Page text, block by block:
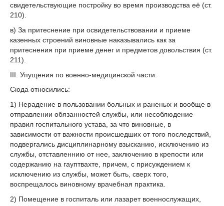
свидетельствующие постройку во время производства её (ст.
210).
в) За притеснение при освидетельствовании и приеме
казенных строений виновные наказывались как за
притеснения при приеме денег и предметов довольствия (ст.
211).
III. Упущения по военно-медицинской части.
Сюда относились:
1) Нерадение в пользовании больных и раненых и вообще в
отправлении обязанностей службы, или несоблюдение
правил госпитального устава, за что виновные, в
зависимости от важности происшедших от того последствий,
подвергались дисциплинарному взысканию, исключению из
службы, отставленнию от нее, заключению в крепости или
содержанию на гауптвахте, причем, с присуждением к
исключению из службы, может быть, сверх того,
воспрещалось виновному врачебная практика.
2) Помещение в госпиталь или лазарет военнослужащих,